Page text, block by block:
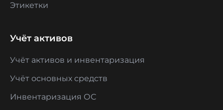
Этикетки
Учёт активов
Учёт активов и инвентаризация
Учёт основных средств
Инвентаризация ОС